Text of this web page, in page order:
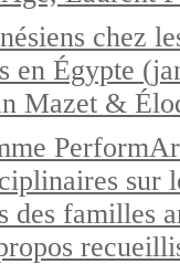
chez
en Égypte
Mazet &
sur
des familles